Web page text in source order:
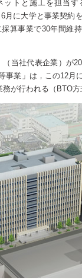
トと施工を担当す
月に大学と事業契約
算事業で30年間維
当社代表企業）が
事業」は，この12月
が行われる（BTO方